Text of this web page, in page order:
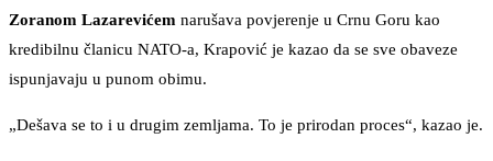
Zoranom Lazarevićem narušava povjerenje u Crnu Goru kao
kredibilnu članicu NATO-a, Krapović je kazao da se sve obaveze
ispunjavaju u punom obimu.
„Dešava se to i u drugim zemljama. To je prirodan proces“, kazao je.